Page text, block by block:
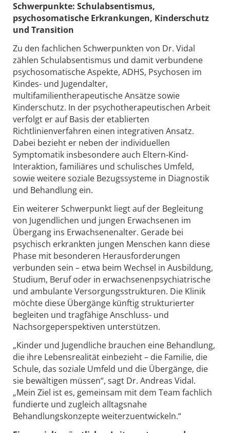
Schwerpunkte: Schulabsentismus,
psychosomatische Erkrankungen, Kinderschutz
und Transition
Zu den fachlichen Schwerpunkten von Dr. Vidal
zählen Schulabsentismus und damit verbundene
psychosomatische Aspekte, ADHS, Psychosen im
Kindes- und Jugendalter,
multifamilientherapeutische Ansätze sowie
Kinderschutz. In der psychotherapeutischen Arbeit
verfolgt er auf Basis der etablierten
Richtlinienverfahren einen integrativen Ansatz.
Dabei bezieht er neben der individuellen
Symptomatik insbesondere auch Eltern-Kind-
Interaktion, familiäres und schulisches Umfeld,
sowie weitere soziale Bezugssysteme in Diagnostik
und Behandlung ein.
Ein weiterer Schwerpunkt liegt auf der Begleitung
von Jugendlichen und jungen Erwachsenen im
Übergang ins Erwachsenenalter. Gerade bei
psychisch erkrankten jungen Menschen kann diese
Phase mit besonderen Herausforderungen
verbunden sein – etwa beim Wechsel in Ausbildung,
Studium, Beruf oder in erwachsenenpsychiatrische
und ambulante Versorgungsstrukturen. Die Klinik
möchte diese Übergänge künftig strukturierter
begleiten und tragfähige Anschluss- und
Nachsorgeperspektiven unterstützen.
„Kinder und Jugendliche brauchen eine Behandlung,
die ihre Lebensrealität einbezieht – die Familie, die
Schule, das soziale Umfeld und die Übergänge, die
sie bewältigen müssen“, sagt Dr. Andreas Vidal.
„Mein Ziel ist es, gemeinsam mit dem Team fachlich
fundierte und zugleich alltagsnahe
Behandlungskonzepte weiterzuentwickeln.“